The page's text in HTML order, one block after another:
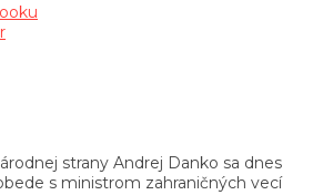
strany Andrej Danko sa dnes
s ministrom zahraničných vecí